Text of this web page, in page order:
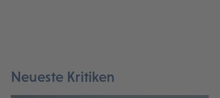
Neueste Kritiken